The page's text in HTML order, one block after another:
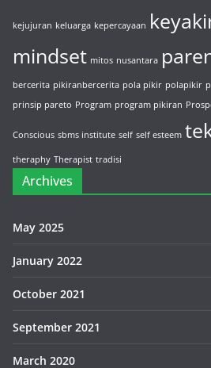
kejujuran keluarga kepercayaan
mindset mitos nusantara
bercerita pikiranbercerita pola pikir polapikir
prinsip pareto Program program pikiran
Conscious sbms institute self self esteem
theraphy Therapist tradisi
Archives
May 2025
January 2022
October 2021
September 2021
March 2020